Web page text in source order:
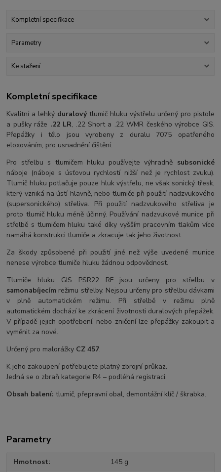
Kompletní specifikace
Parametry
Ke stažení
Kompletní specifikace
Kvalitní a lehký duralovýtlumič hluku výstřelu určený pro pistole
a pušky ráže .22 LR, .22 Short a .22 WMR českého výrobce GIS.
Přepážky i tělo jsou vyrobeny z duralu 7075 opatřeného
eloxováním, pro usnadnění čištění.
Pro střelbu s tlumičem hluku používejte výhradně subsonické
náboje (náboje s úsťovou rychlostí nižší než je rychlost zvuku).
Tlumič hluku potlačuje pouze hluk výstřelu, ne však sonický třesk,
který vzniká na ústí hlavně, nebo tlumiče při použití nadzvukového
(supersonického) střeliva. Při použití nadzvukového střeliva je
proto tlumič hluku méně účinný. Používání nadzvukové munice při
střelbě s tlumičem hluku také díky vyšším pracovním tlakům více
namáhá konstrukci tlumiče a zkracuje tak jeho životnost.
Za škody způsobené při použití jiné než výše uvedené munice
nenese výrobce tlumiče hluku žádnou odpovědnost.
Tlumiče hluku GIS PSR22 RF jsou určeny pro střelbu v
samonabíjecím režimu střelby. Nejsou určeny pro střelbu dávkami
v plně automatickém režimu. Při střelbě v režimu plně
automatickém dochází ke zkrácení životnosti duralových přepážek.
V případě jejich opotřebení, nebo zničení lze přepážky zakoupit a
vyměnit za nové.
Určený pro malorážky CZ 457.
K jeho zakoupení potřebujete platný zbrojní průkaz.
Jedná se o zbraň kategorie R4 – podléhá registraci.
Obsah balení: tlumič, přepravní obal, demontážní klíč / škrabka.
Parametry
Hmotnost 145 g